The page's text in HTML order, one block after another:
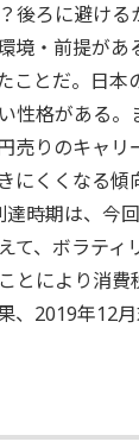
後ろに避ける
境・前提があ
ことだ。日本
性格がある。
売りのキャリ
にくくなる傾
達時期は、今
て、ボラティ
とにより消費
、2019年12